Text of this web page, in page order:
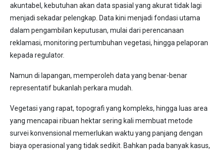
akuntabel, kebutuhan akan data spasial yang akurat tidak lagi
menjadi sekadar pelengkap. Data kini menjadi fondasi utama
dalam pengambilan keputusan, mulai dari perencanaan
reklamasi, monitoring pertumbuhan vegetasi, hingga pelaporan
kepada regulator.
Namun di lapangan, memperoleh data yang benar-benar
representatif bukanlah perkara mudah.
Vegetasi yang rapat, topografi yang kompleks, hingga luas area
yang mencapai ribuan hektar sering kali membuat metode
survei konvensional memerlukan waktu yang panjang dengan
biaya operasional yang tidak sedikit. Bahkan pada banyak kasus,